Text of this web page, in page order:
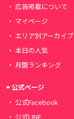
広告掲載について
マイページ
エリア別アーカイブ
本日の人気
月間ランキング
公式ページ
公式Facebook
公式LINE